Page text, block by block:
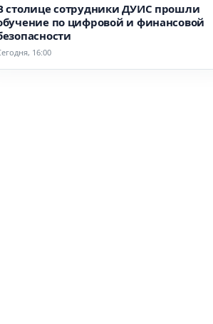
столице сотрудники ДУИС прошли
по цифровой и финансовой
16:00